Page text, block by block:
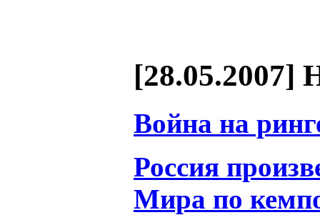
[28.05.2007]
Война на
Россия
Мира по